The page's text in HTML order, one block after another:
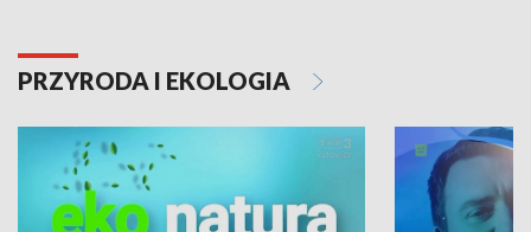
PRZYRODA I EKOLOGIA